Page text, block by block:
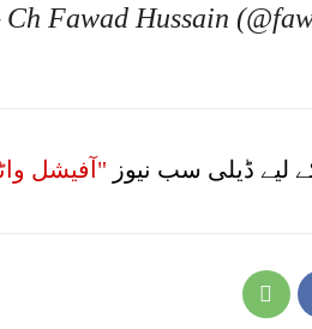
Fawad Hussain
لیے ڈیلی سب نیوز "آفیشل